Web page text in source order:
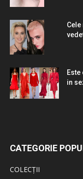
in
CATEGORIE
COLECȚII